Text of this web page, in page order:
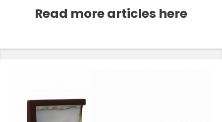
Read more articles here